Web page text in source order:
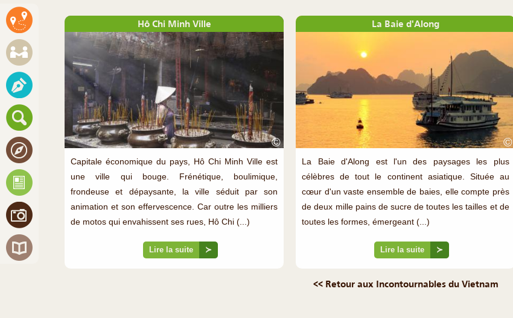
Hô Chi Minh Ville
©
Capitale économique du pays, Hô Chi Minh Ville est
une ville qui bouge. Frénétique, boulimique,
frondeuse et dépaysante, la ville séduit par son
animation et son effervescence. Car outre les milliers
de motos qui envahissent ses rues, Hô Chi (...)
Lire la suite ≻
La Baie d'Along
©
La Baie d'Along est l'un des paysages les plus
célèbres de tout le continent asiatique. Située au
cœur d'un vaste ensemble de baies, elle compte près
de deux mille pains de sucre de toutes les tailles et de
toutes les formes, émergeant (...)
Lire la suite ≻
<< Retour aux Incontournables du Vietnam